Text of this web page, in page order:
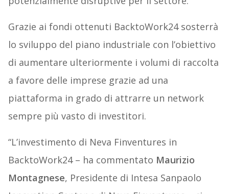
Grazie ai fondi ottenuti BacktoWork24 sosterrà
lo sviluppo del piano industriale con l’obiettivo
di aumentare ulteriormente i volumi di raccolta
a favore delle imprese grazie ad una
piattaforma in grado di attrarre un network
sempre più vasto di investitori.
“L’investimento di Neva Finventures in
BacktoWork24 – ha commentato Maurizio
Montagnese, Presidente di Intesa Sanpaolo